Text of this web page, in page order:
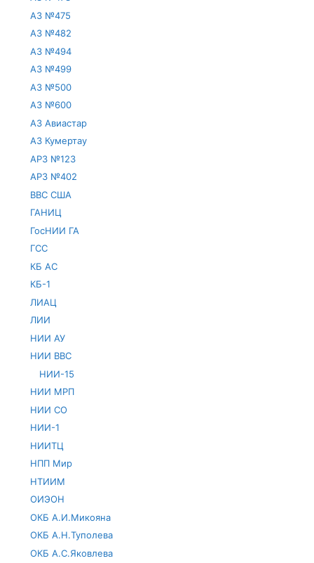
АЗ №475
АЗ №482
АЗ №494
АЗ №499
АЗ №500
АЗ №600
АЗ Авиастар
АЗ Кумертау
АРЗ №123
АРЗ №402
ВВС США
ГАНИЦ
ГосНИИ ГА
ГСС
КБ АС
КБ-1
ЛИАЦ
ЛИИ
НИИ АУ
НИИ ВВС
НИИ-15
НИИ МРП
НИИ СО
НИИ-1
НИИТЦ
НПП Мир
НТИИМ
ОИЭОН
ОКБ А.И.Микояна
ОКБ А.Н.Туполева
ОКБ А.С.Яковлева